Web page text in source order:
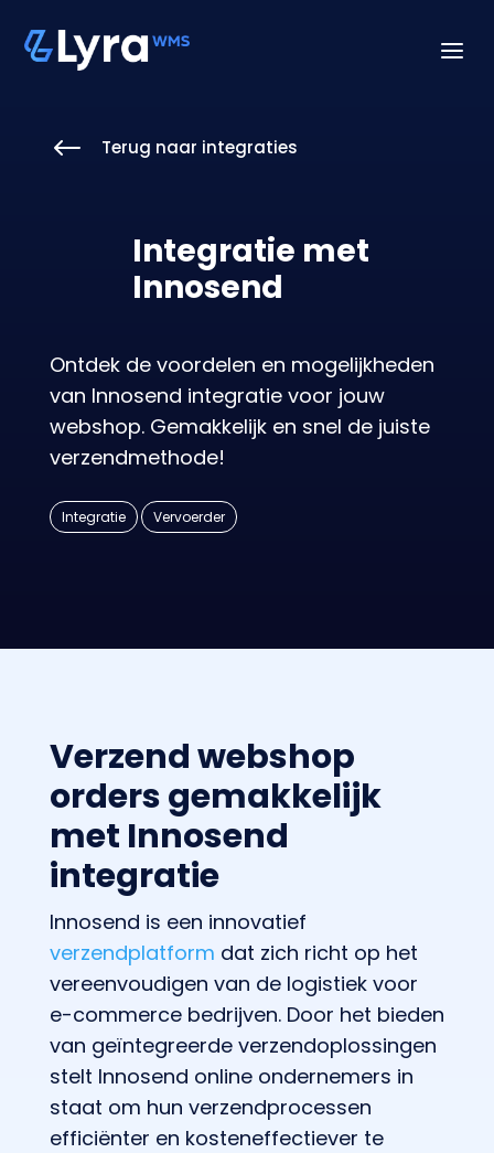
a
# Terug naar integraties
Integratie met
Innosend
Ontdek de voordelen en mogelijkheden
van Innosend integratie voor jouw
webshop. Gemakkelijk en snel de juiste
verzendmethode!
Integratie Vervoerder
Verzend webshop
orders gemakkelijk
met Innosend
integratie
Innosend is een innovatief
verzendplatform dat zich richt op het
vereenvoudigen van de logistiek voor
e-commerce bedrijven. Door het bieden
van geïntegreerde verzendoplossingen
stelt Innosend online ondernemers in
staat om hun verzendprocessen
efficiënter en kosteneffectiever te